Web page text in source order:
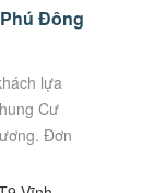
Đông
lựa
Cư
Đơn